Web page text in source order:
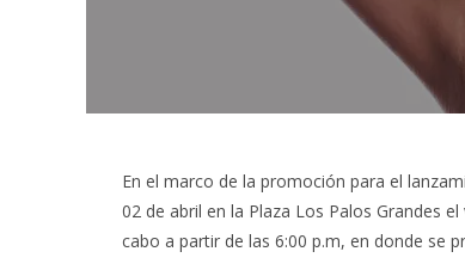
En el marco de la promoción para el
02 de abril en la Plaza Los Palos Grandes
cabo a partir de las 6:00 p.m, en donde se